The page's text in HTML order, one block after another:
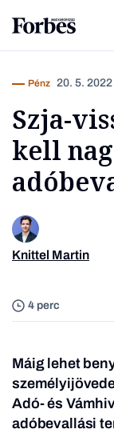
4 perc
Pénz 20. 5. 2022
Szja-
kell
Knittel Martin
Máig lehet
Adó- és
adóbevallási